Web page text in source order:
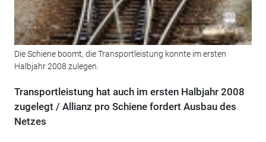
Die Schiene boomt, die Transportleistung konnte im ersten
Halbjahr 2008 zulegen.
Transportleistung hat auch im ersten Halbjahr 2008
zugelegt / Allianz pro Schiene fordert Ausbau des
Netzes